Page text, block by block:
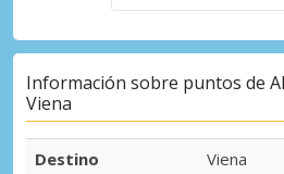
Información sobre puntos de
Viena
Destino
Viena